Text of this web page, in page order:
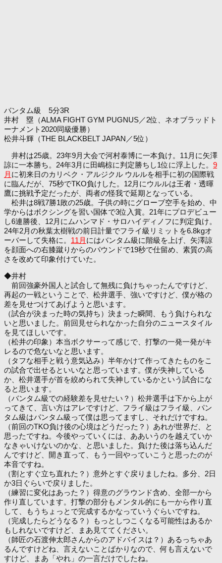
バンタム級 5分3R
井村 塁（ALMA FIGHT GYM PUGNUS／2位、ネオブラッドト
ーナメント2020同級優勝）
松井斗輝（THE BLACKBELT JAPAN／5位）
井村は25歳。23年9月大会で河村泰博に一本負け。11月に矢澤
諒に一本勝ち。24年3月に田嶋椋に判定勝ちし1位に浮上した。 9
月 に初来日のカリベク・アルジクル ウルルを相手に初の国際戦
に臨んだが、75秒でTKO負けした。12月にウルルは王者・透暉
鷹に挑戦予定だったが、両者の怪我で延期となっている。
松井は8戦7勝1敗の25歳。子供の時にグローブ空手を始め、中
学からはボクシングを習い国体で3位入賞。21年にプロデビュー
し6連勝後、12月にムハンマド・サロハイディノフに判定負け。
24年2月の秋葉太樹戦の前日計量でフライ級リミットを6.8kgオ
ーバーして失格に。 11月 にはバンタム級に階級を上げ、矢澤諒
を顔面への右膝蹴りからのパウンドで19秒で仕留め、素質の高
さを改めて印象付けていた。
◆井村
前回強豪外国人と試合して無残に負けちゃったんですけど、
再起の一戦ということで、松井選手、強いですけど、僕が格の
差を見せつけてあげようと思います。
（試合が決まった時の気持ち）決まった瞬間、もう負けられな
いと思いました。前回見せられなかった自分のニュースタイル
を見てほしいです。
（松井の印象）本当ボクサーって感じで、打撃の一発一発がキ
レるので危ないなと思います。
（タフな相手と戦う意気込み）半年かけて作ってきたものをこ
の試合で出せるといいなと思っています。僕が失神している
か、松井選手が首を絞められて失神しているかという試合にな
ると思います。
（バンタム級での経験差を見せたい？）松井選手は下から上が
ってきて、言い方はアレですけど、フライ級はフライ級、パン
タム級はパンタム級って僕は思ってますし、それだけですね。
（前回のTKO負け後の心境はどうだった？）あれが世界だ、と
思ったですね。今後やっていくには、ああいうのを越えていか
なきゃいけないのかな、と思いました。負けた後は落ち込んだ
んですけど、開き直って、もう一回やっていこうと思ったのが
本音ですね。
（割とすぐ立ち直れた？）意外とすぐ戻りましたね。多分、2日
か3日ぐらいで戻りました。
（練習に変化はあった？）得意のグラウンド含め、全部一から
作り直しています。打撃の部分もメンタル的にも一から作り直
して、もうちょっとで完成するかなっていうぐらいですね。
（完成したらどうなる？）もっとしつこくなる可能性はあるか
もしれないですけど、まあ見ててください。
（師匠の石渡伸太郎さんからのアドバイスは？）あるっちゃあ
るんですけどね、言えないことばかりなので、何も言えないで
すけど、まあ「やれ」の一言だけでしたね。